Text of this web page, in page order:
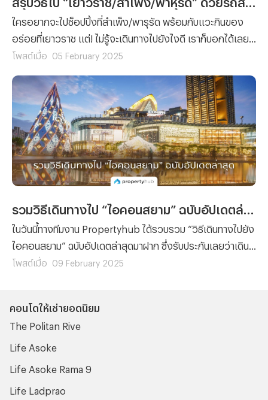
ใครอยากจะไปช็อปปิ้งที่สำเพ็ง/พารุรัด พร้อมกับแวะกินของ
อร่อยที่เยาวราช แต่! ไม่รู้จะเดินทางไปยังไงดี เราก็บอกได้เลย
ว่าบทความนี้มีคำตอบ! เพราะวันนี้ทีมงาน Propertyhub ได้
ฝาก!
โพสต์เมื่อ 05 February 2025
ในวันนี้ทางทีมงาน Propertyhub ได้รวบรวม “วิธีเดินทางไปยัง
ไอคอนสยาม” ฉบับอัปเดตล่าสุดมาฝาก ซึ่งรับประกันเลยว่าเดิน
ทางง่าย ไม่ซับซ้อนและเดินทางไปถึงไอคอนสยามได้อย่าง
โพสต์เมื่อ 09 February 2025
คอนโดให้เช่ายอดนิยม
The Politan Rive
Life Asoke
Life Asoke Rama 9
Life Ladprao